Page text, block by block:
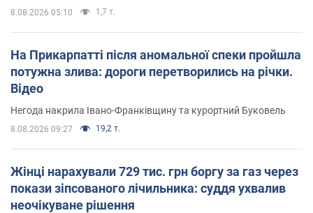
8.08.2026 05:10 1,7 т.
На Прикарпатті після аномальної спеки пройшла
потужна злива: дороги перетворились на річки.
Відео
Негода накрила Івано-Франківщину та курортний Буковель
8.08.2026 09:27 19,2 т.
Жінці нарахували 729 тис. грн боргу за газ через
покази зіпсованого лічильника: суддя ухвалив
неочікуване рішення